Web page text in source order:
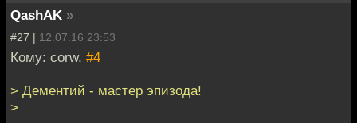
QashAK »
#27 | 12.07.16 23:53
Кому: corw, #4
> Дементий - мастер эпизода!
>